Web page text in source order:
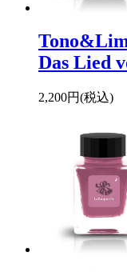
Das Lied
2,200円(税込)